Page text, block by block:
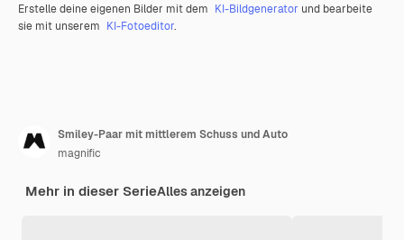
Erstelle deine eigenen Bilder mit dem KI-Bildgenerator und bearbeite
sie mit unserem KI-Fotoeditor.
Smiley-Paar mit mittlerem Schuss und Auto
magnific
Mehr in dieser SerieAlles anzeigen